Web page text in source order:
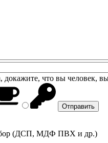
докажите, что вы человек,
(ДСП, МДФ ПВХ и др.)